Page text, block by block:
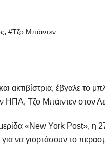
, #Τζο Μπάιντεν
ακτιβίστρια, έβγαλε το
ΗΠΑ, Τζο Μπάιντεν στον
«New York Post», η
να γιορτάσουν το